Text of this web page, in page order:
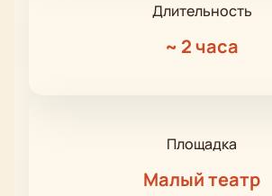
Длительность
~ 2 часа
Площадка
Малый театр